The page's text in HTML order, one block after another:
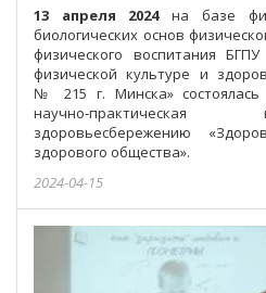
13 апреля 2024на базе
биологических основ
физического воспитания
физической культуре и
№ 215 г. Минска» состоялась
научно-
здоровьесбережению
здорового общества».
2024-04-15